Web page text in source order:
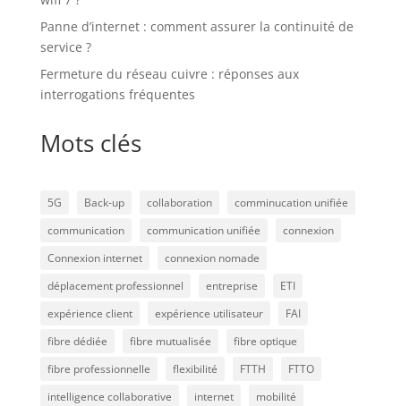
Panne d’internet : comment assurer la continuité de
service ?
Fermeture du réseau cuivre : réponses aux
interrogations fréquentes
Mots clés
5G Back-up collaboration
comminucation unifiée
communication
communication unifiée
connexion
Connexion internet
connexion nomade
déplacement professionnel
entreprise
ETI
expérience client
expérience utilisateur
FAI
fibre dédiée
fibre mutualisée
fibre optique
fibre professionnelle
flexibilité FTTH
FTTO
intelligence collaborative
internet
mobilité